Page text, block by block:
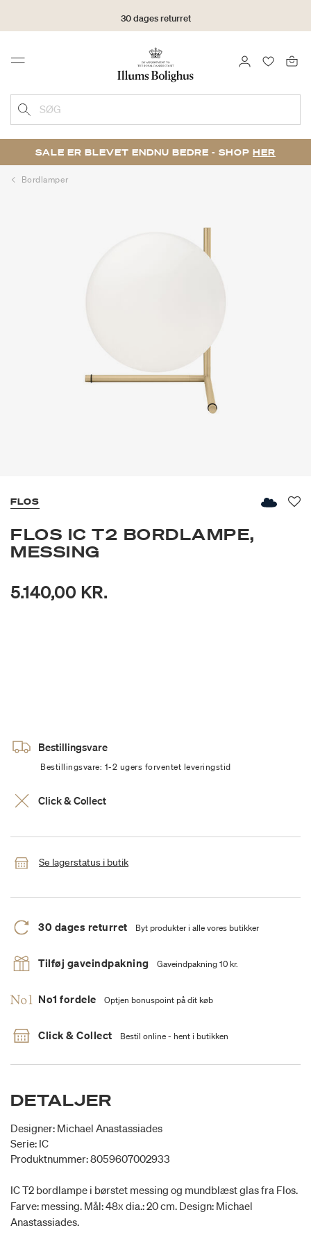
30 dages returret
Menu LOG IND
SØG
SALE ER BLEVET ENDNU BEDRE - SHOP HER
Bordlamper
FLOS
FLOS IC T2 BORDLAMPE,
MESSING
5.140,00 KR.
Bestillingsvare
Bestillingsvare: 1-2 ugers forventet leveringstid
Click & Collect
Se lagerstatus i butik
30 dages returret Byt produkter i alle vores butikker
Tilføj gaveindpakning Gaveindpakning 10 kr.
No1 fordele Optjen bonuspoint på dit køb
Click & Collect Bestil online - hent i butikken
DETALJER
Designer: Michael Anastassiades
Serie: IC
Produktnummer: 8059607002933
IC T2 bordlampe i børstet messing og mundblæst glas fra Flos.
Farve: messing. Mål: 48x dia.: 20 cm. Design: Michael
Anastassiades.